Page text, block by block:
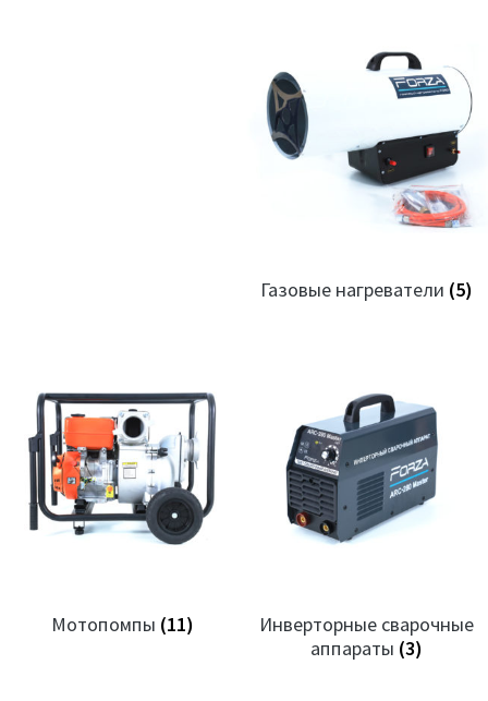
Газовые нагреватели (5)
Мотопомпы (11)
Инверторные сварочные
аппараты (3)